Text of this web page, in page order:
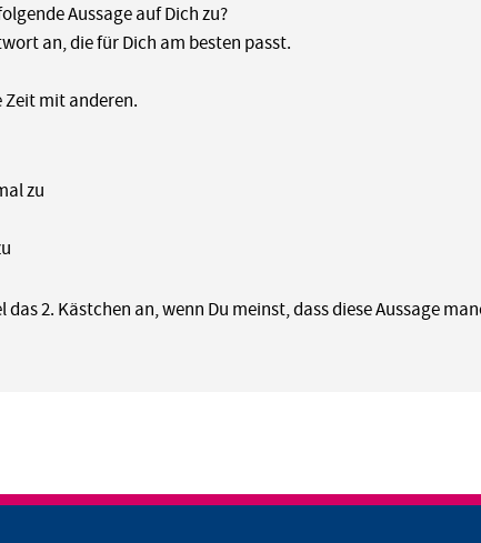
Aussage auf Dich zu?
an, die für Dich am besten passt.
Zeit mit anderen.
zu
das 2. Kästchen an, wenn Du meinst, dass diese Aussage